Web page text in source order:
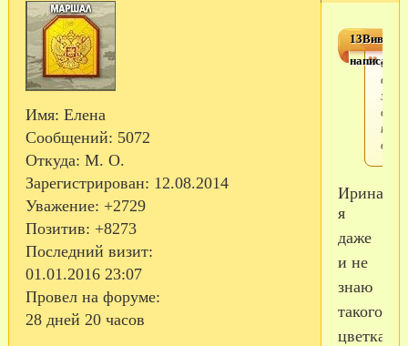
Имя: Елена
Сообщений: 5072
Откуда: М. О.
Зарегистрирован: 12.08.2014
Уважение: +2729
Позитив: +8273
Последний визит:
01.01.2016 23:07
Провел на форуме:
28 дней 20 часов
до
Ирина,
я
даже
и не
знаю
такого
цветка,